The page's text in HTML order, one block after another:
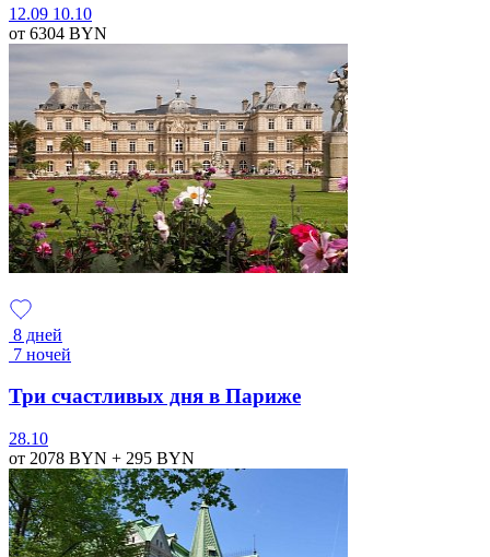
12.09 10.10
от 6304 BYN
8 дней
7 ночей
Три счастливых дня в Париже
28.10
от 2078 BYN + 295 BYN